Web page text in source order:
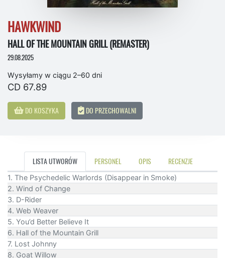
HAWKWIND
HALL OF THE MOUNTAIN GRILL (REMASTER)
29.08.2025
Wysyłamy w ciągu 2–60 dni
CD 67.89
DO KOSZYKA DO PRZECHOWALNI
LISTA UTWORÓW PERSONEL OPIS RECENZJE
1. The Psychedelic Warlords (Disappear in Smoke)
2. Wind of Change
3. D-Rider
4. Web Weaver
5. You’d Better Believe It
6. Hall of the Mountain Grill
7. Lost Johnny
8. Goat Willow